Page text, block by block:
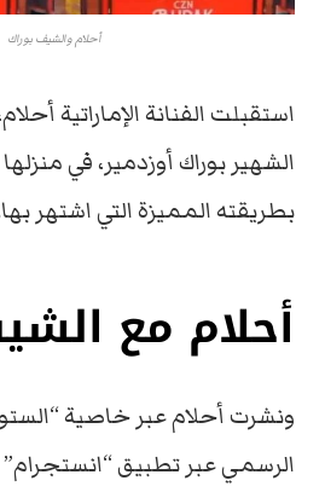
أحلام والشيف بوراك
استقبلت الفنانة الإماراتية
الشهير بوراك أوزدمير، في
بطريقته المميزة التي اشتهر
أحلام مع
ونشرت أحلام عبر خاصية
الرسمي عبر تطبيق